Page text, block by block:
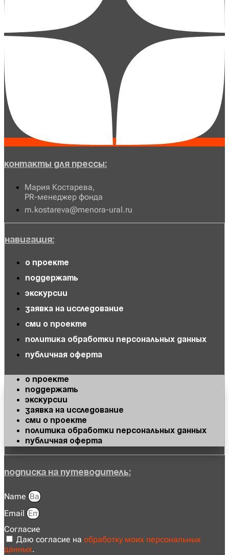
Контакты для прессы:
Мария Костарева,
PR-менеджер фонда
m.kostareva@menora-ural.ru
Навигация:
О проекте
Поддержать
Экскурсии
Заявка на исследование
СМИ о проекте
Политика обработки персональных данных
Публичная оферта
О проекте
Поддержать
Экскурсии
Заявка на исследование
СМИ о проекте
Политика обработки персональных данных
Публичная оферта
Подписка на Путеводитель:
Name
Email
Согласие
Даю согласие на обработку моих персональных
данных.